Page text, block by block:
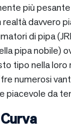
più pesante
realtà davvero
di pipa
pipa nobile)
tipo nella
numerosi
piacevole da